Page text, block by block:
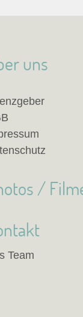
uns
/
Team